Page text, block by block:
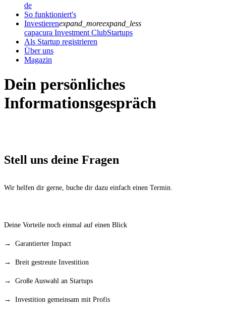
de
So funktioniert's
Investierenexpand_moreexpand_less
capacura Investment ClubStartups
Als Startup registrieren
Über uns
Magazin
Dein persönliches
Informationsgespräch
Stell uns deine Fragen
Wir helfen dir gerne, buche dir dazu einfach einen Termin.
Deine Vorteile noch einmal auf einen Blick
→ Garantierter Impact
→ Breit gestreute Investition
→ Große Auswahl an Startups
→ Investition gemeinsam mit Profis